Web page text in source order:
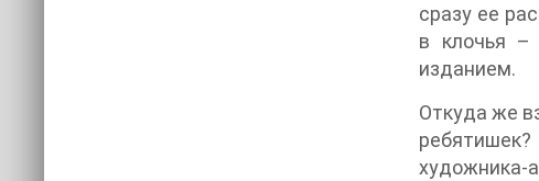
сразу ее
в клочья –
изданием.
Откуда же
художника-